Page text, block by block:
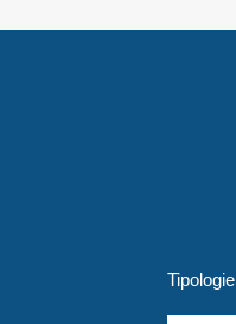
Tipologie